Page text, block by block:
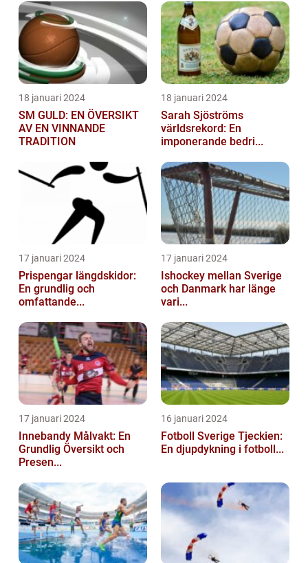
18 januari 2024
SM GULD: EN ÖVERSIKT
AV EN VINNANDE
TRADITION
18 januari 2024
Sarah Sjöströms
världsrekord: En
imponerande bedri...
17 januari 2024
Prispengar längdskidor:
En grundlig och
omfattande...
17 januari 2024
Ishockey mellan Sverige
och Danmark har länge
vari...
17 januari 2024
Innebandy Målvakt: En
Grundlig Översikt och
Presen...
16 januari 2024
Fotboll Sverige Tjeckien:
En djupdykning i fotboll...